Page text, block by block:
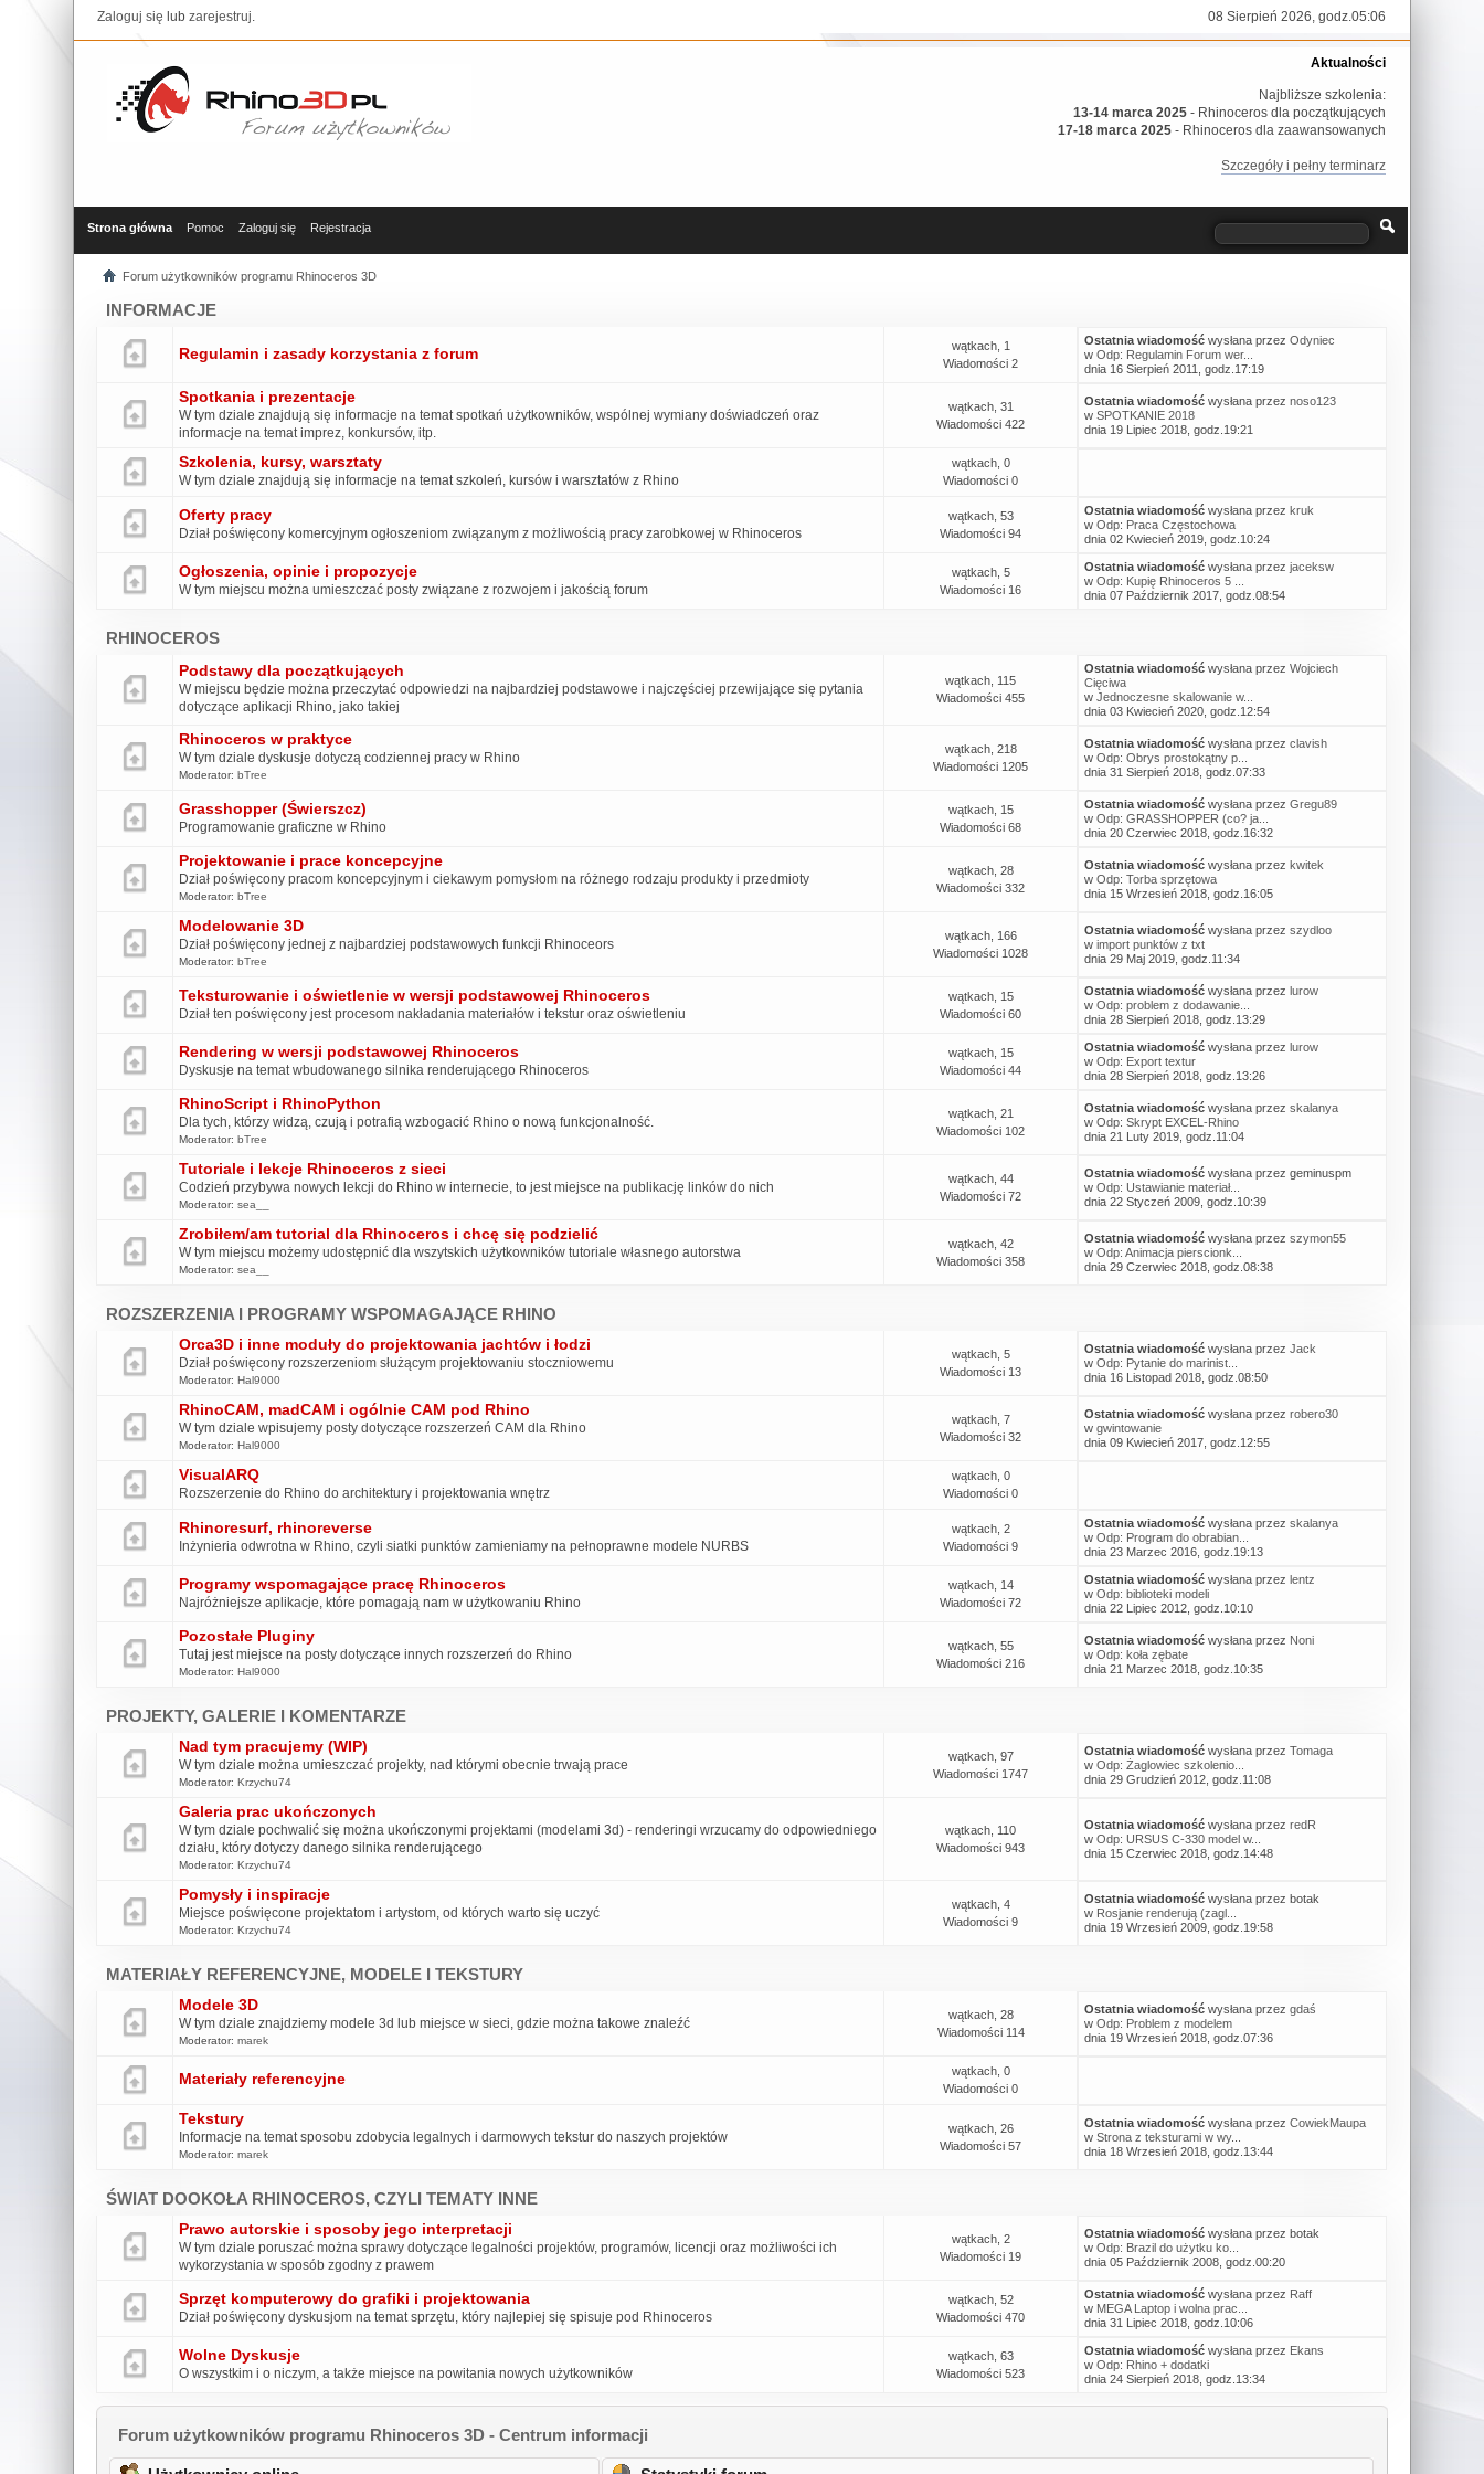
Zaloguj się lubzarejestruj. 08 Sierpień 2026, godz.05:06
Aktualności
Najbliższe szkolenia:
13-14 marca 2025 - Rhinoceros dla początkujących
17-18 marca 2025 - Rhinoceros dla zaawansowanych
Szczegóły i pełny terminarz
Strona główna Pomoc Zaloguj się Rejestracja
Forum użytkowników programu Rhinoceros 3D
INFORMACJE
Regulamin i zasady korzystania z forum
wątkach, 1
Wiadomości 2
Ostatnia wiadomość wysłana przezOdyniec
wOdp: Regulamin Forum wer...
dnia 16 Sierpień 2011, godz.17:19
Spotkania i prezentacje
W tym dziale znajdują się informacje na temat spotkań użytkowników, wspólnej wymiany doświadczeń oraz
informacje na temat imprez, konkursów, itp.
wątkach, 31
Wiadomości 422
Ostatnia wiadomość wysłana przeznoso123
wSPOTKANIE 2018
dnia 19 Lipiec 2018, godz.19:21
Szkolenia, kursy, warsztaty
W tym dziale znajdują się informacje na temat szkoleń, kursów i warsztatów z Rhino
wątkach, 0
Wiadomości 0
Oferty pracy
Dział poświęcony komercyjnym ogłoszeniom związanym z możliwością pracy zarobkowej w Rhinoceros
wątkach, 53
Wiadomości 94
Ostatnia wiadomość wysłana przezkruk
wOdp: Praca Częstochowa
dnia 02 Kwiecień 2019, godz.10:24
Ogłoszenia, opinie i propozycje
W tym miejscu można umieszczać posty związane z rozwojem i jakością forum
wątkach, 5
Wiadomości 16
Ostatnia wiadomość wysłana przezjaceksw
wOdp: Kupię Rhinoceros 5 ...
dnia 07 Październik 2017, godz.08:54
RHINOCEROS
Podstawy dla początkujących
W miejscu będzie można przeczytać odpowiedzi na najbardziej podstawowe i najczęściej przewijające się pytania
dotyczące aplikacji Rhino, jako takiej
wątkach, 115
Wiadomości 455
Ostatnia wiadomość wysłana przezWojciech
Cięciwa
wJednoczesne skalowanie w...
dnia 03 Kwiecień 2020, godz.12:54
Rhinoceros w praktyce
W tym dziale dyskusje dotyczą codziennej pracy w Rhino
Moderator:bTree
wątkach, 218
Wiadomości 1205
Ostatnia wiadomość wysłana przezclavish
wOdp: Obrys prostokątny p...
dnia 31 Sierpień 2018, godz.07:33
Grasshopper (Świerszcz)
Programowanie graficzne w Rhino
wątkach, 15
Wiadomości 68
Ostatnia wiadomość wysłana przezGregu89
wOdp: GRASSHOPPER (co? ja...
dnia 20 Czerwiec 2018, godz.16:32
Projektowanie i prace koncepcyjne
Dział poświęcony pracom koncepcyjnym i ciekawym pomysłom na różnego rodzaju produkty i przedmioty
Moderator:bTree
wątkach, 28
Wiadomości 332
Ostatnia wiadomość wysłana przezkwitek
wOdp: Torba sprzętowa
dnia 15 Wrzesień 2018, godz.16:05
Modelowanie 3D
Dział poświęcony jednej z najbardziej podstawowych funkcji Rhinoceors
Moderator:bTree
wątkach, 166
Wiadomości 1028
Ostatnia wiadomość wysłana przezszydloo
wimport punktów z txt
dnia 29 Maj 2019, godz.11:34
Teksturowanie i oświetlenie w wersji podstawowej Rhinoceros
Dział ten poświęcony jest procesom nakładania materiałów i tekstur oraz oświetleniu
wątkach, 15
Wiadomości 60
Ostatnia wiadomość wysłana przezlurow
wOdp: problem z dodawanie...
dnia 28 Sierpień 2018, godz.13:29
Rendering w wersji podstawowej Rhinoceros
Dyskusje na temat wbudowanego silnika renderującego Rhinoceros
wątkach, 15
Wiadomości 44
Ostatnia wiadomość wysłana przezlurow
wOdp: Export textur
dnia 28 Sierpień 2018, godz.13:26
RhinoScript i RhinoPython
Dla tych, którzy widzą, czują i potrafią wzbogacić Rhino o nową funkcjonalność.
Moderator:bTree
wątkach, 21
Wiadomości 102
Ostatnia wiadomość wysłana przezskalanya
wOdp: Skrypt EXCEL-Rhino
dnia 21 Luty 2019, godz.11:04
Tutoriale i lekcje Rhinoceros z sieci
Codzień przybywa nowych lekcji do Rhino w internecie, to jest miejsce na publikację linków do nich
Moderator:sea__
wątkach, 44
Wiadomości 72
Ostatnia wiadomość wysłana przez geminuspm
wOdp: Ustawianie materiał...
dnia 22 Styczeń 2009, godz.10:39
Zrobiłem/am tutorial dla Rhinoceros i chcę się podzielić
W tym miejscu możemy udostępnić dla wszytskich użytkowników tutoriale własnego autorstwa
Moderator:sea__
wątkach, 42
Wiadomości 358
Ostatnia wiadomość wysłana przezszymon55
wOdp: Animacja pierscionk...
dnia 29 Czerwiec 2018, godz.08:38
ROZSZERZENIA I PROGRAMY WSPOMAGAJĄCE RHINO
Orca3D i inne moduły do projektowania jachtów i łodzi
Dział poświęcony rozszerzeniom służącym projektowaniu stoczniowemu
Moderator:Hal9000
wątkach, 5
Wiadomości 13
Ostatnia wiadomość wysłana przezJack
wOdp: Pytanie do marinist...
dnia 16 Listopad 2018, godz.08:50
RhinoCAM, madCAM i ogólnie CAM pod Rhino
W tym dziale wpisujemy posty dotyczące rozszerzeń CAM dla Rhino
Moderator:Hal9000
wątkach, 7
Wiadomości 32
Ostatnia wiadomość wysłana przezrobero30
wgwintowanie
dnia 09 Kwiecień 2017, godz.12:55
VisualARQ
Rozszerzenie do Rhino do architektury i projektowania wnętrz
wątkach, 0
Wiadomości 0
Rhinoresurf, rhinoreverse
Inżynieria odwrotna w Rhino, czyli siatki punktów zamieniamy na pełnoprawne modele NURBS
wątkach, 2
Wiadomości 9
Ostatnia wiadomość wysłana przezskalanya
wOdp: Program do obrabian...
dnia 23 Marzec 2016, godz.19:13
Programy wspomagające pracę Rhinoceros
Najróżniejsze aplikacje, które pomagają nam w użytkowaniu Rhino
wątkach, 14
Wiadomości 72
Ostatnia wiadomość wysłana przezlentz
wOdp: biblioteki modeli
dnia 22 Lipiec 2012, godz.10:10
Pozostałe Pluginy
Tutaj jest miejsce na posty dotyczące innych rozszerzeń do Rhino
Moderator:Hal9000
wątkach, 55
Wiadomości 216
Ostatnia wiadomość wysłana przez Noni
wOdp: koła zębate
dnia 21 Marzec 2018, godz.10:35
PROJEKTY, GALERIE I KOMENTARZE
Nad tym pracujemy (WIP)
W tym dziale można umieszczać projekty, nad którymi obecnie trwają prace
Moderator:Krzychu74
wątkach, 97
Wiadomości 1747
Ostatnia wiadomość wysłana przezTomaga
wOdp: Żaglowiec szkolenio...
dnia 29 Grudzień 2012, godz.11:08
Galeria prac ukończonych
W tym dziale pochwalić się można ukończonymi projektami (modelami 3d) - renderingi wrzucamy do odpowiedniego
działu, który dotyczy danego silnika renderującego
Moderator:Krzychu74
wątkach, 110
Wiadomości 943
Ostatnia wiadomość wysłana przezredR
wOdp: URSUS C-330 model w...
dnia 15 Czerwiec 2018, godz.14:48
Pomysły i inspiracje
Miejsce poświęcone projektatom i artystom, od których warto się uczyć
Moderator:Krzychu74
wątkach, 4
Wiadomości 9
Ostatnia wiadomość wysłana przez botak
w Rosjanie renderują (zagl...
dnia 19 Wrzesień 2009, godz.19:58
MATERIAŁY REFERENCYJNE, MODELE I TEKSTURY
Modele 3D
W tym dziale znajdziemy modele 3d lub miejsce w sieci, gdzie można takowe znaleźć
Moderator:marek
wątkach, 28
Wiadomości 114
Ostatnia wiadomość wysłana przezgdaś
wOdp: Problem z modelem
dnia 19 Wrzesień 2018, godz.07:36
Materiały referencyjne
wątkach, 0
Wiadomości 0
Tekstury
Informacje na temat sposobu zdobycia legalnych i darmowych tekstur do naszych projektów
Moderator:marek
wątkach, 26
Wiadomości 57
Ostatnia wiadomość wysłana przezCowiekMaupa
wStrona z teksturami w wy...
dnia 18 Wrzesień 2018, godz.13:44
ŚWIAT DOOKOŁA RHINOCEROS, CZYLI TEMATY INNE
Prawo autorskie i sposoby jego interpretacji
W tym dziale poruszać można sprawy dotyczące legalności projektów, programów, licencji oraz możliwości ich
wykorzystania w sposób zgodny z prawem
wątkach, 2
Wiadomości 19
Ostatnia wiadomość wysłana przez botak
wOdp: Brazil do użytku ko...
dnia 05 Październik 2008, godz.00:20
Sprzęt komputerowy do grafiki i projektowania
Dział poświęcony dyskusjom na temat sprzętu, który najlepiej się spisuje pod Rhinoceros
wątkach, 52
Wiadomości 470
Ostatnia wiadomość wysłana przez Raff
w MEGA Laptop i wolna prac...
dnia 31 Lipiec 2018, godz.10:06
Wolne Dyskusje
O wszystkim i o niczym, a także miejsce na powitania nowych użytkowników
wątkach, 63
Wiadomości 523
Ostatnia wiadomość wysłana przez Ekans
wOdp: Rhino + dodatki
dnia 24 Sierpień 2018, godz.13:34
Forum użytkowników programu Rhinoceros 3D - Centrum informacji